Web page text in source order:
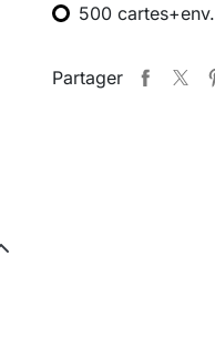
500 cartes+env.
Partager